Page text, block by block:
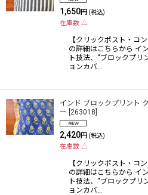
1,650円 (税込)
在庫数 △
【クリックポスト・コ
の詳細はこちらから イ
ト技法、“ブロックプリ
ョンカバ…
インド ブロックプリント
ー 263018
2,420円 (税込)
在庫数 △
【クリックポスト・コ
の詳細はこちらから イ
ト技法、“ブロックプリ
ョンカバ…